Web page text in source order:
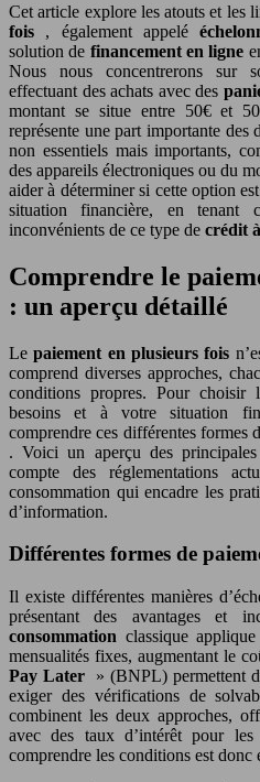
Cet article explore les atouts et les
fois , également appelé
solution de financement en ligne
Nous nous concentrerons sur
effectuant des achats avec des
montant se situe entre 50€ et
représente une part importante des
non essentiels mais importants,
des appareils électroniques ou du
aider à déterminer si cette option
situation financière, en tenant
inconvénients de ce type de crédit
Comprendre le
: un aperçu détaillé
Lepaiement en plusieurs fois
comprend diverses approches,
conditions propres. Pour choisir
besoins et à votre situation
comprendre ces différentes formes
. Voici un aperçu des
compte des réglementations
consommation qui encadre les
d’information.
Différentes formes de
Il existe différentes manières
présentant des avantages et
consommation classique
mensualités fixes, augmentant le
Pay Later
» (BNPL) permettent
exiger des vérifications de
combinent les deux approches,
avec des taux d’intérêt pour les
comprendre les conditions est donc